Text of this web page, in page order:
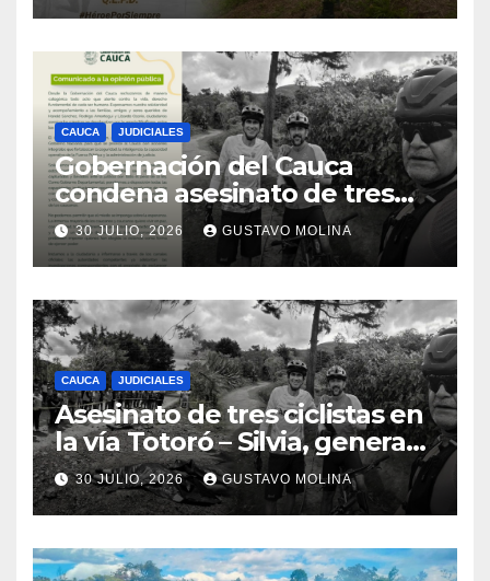
CAUCA JUDICIALES
Gobernación del Cauca
condena asesinato de tres
ciudadanos y exige medidas
urgentes al Gobierno
Nacional
30 JULIO, 2026 GUSTAVO MOLINA
CAUCA JUDICIALES
Asesinato de tres ciclistas en
la vía Totoró – Silvia, genera
consternación en el Cauca
30 JULIO, 2026 GUSTAVO MOLINA